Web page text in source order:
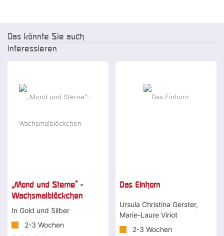
Das könnte Sie auch
interessieren
„Mond und Sterne" -
Wachsmalblöckchen
In Gold und Silber
2-3 Wochen
Das Einhorn
Ursula Christina Gerster,
Marie-Laure Viriot
2-3 Wochen